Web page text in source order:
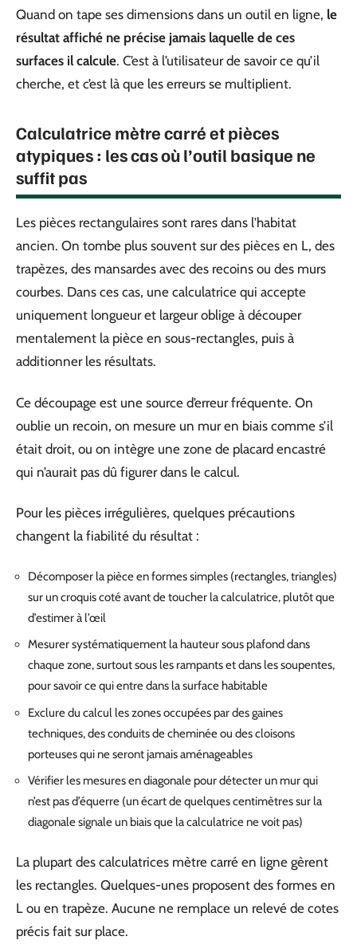
Quand on tape ses dimensions dans un outil en ligne, le
résultat affiché ne précise jamais laquelle de ces
surfaces il calcule. C’est à l’utilisateur de savoir ce qu’il
cherche, et c’est là que les erreurs se multiplient.
Calculatrice mètre carré et pièces
atypiques : les cas où l’outil basique ne
suffit pas
Les pièces rectangulaires sont rares dans l’habitat
ancien. On tombe plus souvent sur des pièces en L, des
trapèzes, des mansardes avec des recoins ou des murs
courbes. Dans ces cas, une calculatrice qui accepte
uniquement longueur et largeur oblige à découper
mentalement la pièce en sous-rectangles, puis à
additionner les résultats.
Ce découpage est une source d’erreur fréquente. On
oublie un recoin, on mesure un mur en biais comme s’il
était droit, ou on intègre une zone de placard encastré
qui n’aurait pas dû figurer dans le calcul.
Pour les pièces irrégulières, quelques précautions
changent la fiabilité du résultat :
Décomposer la pièce en formes simples (rectangles, triangles)
sur un croquis coté avant de toucher la calculatrice, plutôt que
d’estimer à l’œil
Mesurer systématiquement la hauteur sous plafond dans
chaque zone, surtout sous les rampants et dans les soupentes,
pour savoir ce qui entre dans la surface habitable
Exclure du calcul les zones occupées par des gaines
techniques, des conduits de cheminée ou des cloisons
porteuses qui ne seront jamais aménageables
Vérifier les mesures en diagonale pour détecter un mur qui
n’est pas d’équerre (un écart de quelques centimètres sur la
diagonale signale un biais que la calculatrice ne voit pas)
La plupart des calculatrices mètre carré en ligne gèrent
les rectangles. Quelques-unes proposent des formes en
L ou en trapèze. Aucune ne remplace un relevé de cotes
précis fait sur place.